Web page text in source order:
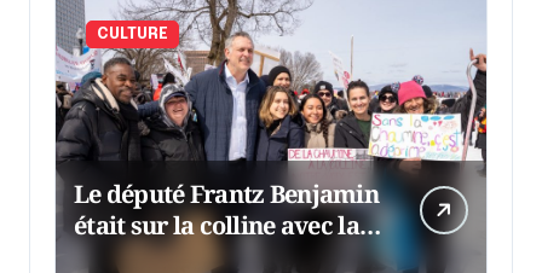
CULTURE
Le député Frantz Benjamin
était sur la colline avec la
chaumine